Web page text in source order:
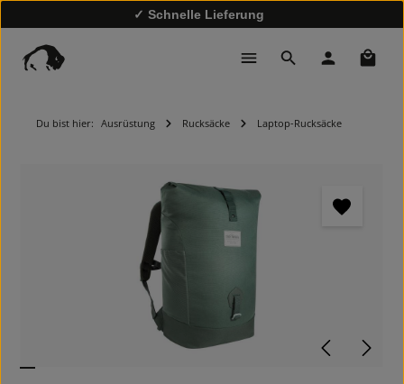
✓ Schnelle Lieferung
Du bist hier: Ausrüstung Rucksäcke Laptop-Rucksäcke